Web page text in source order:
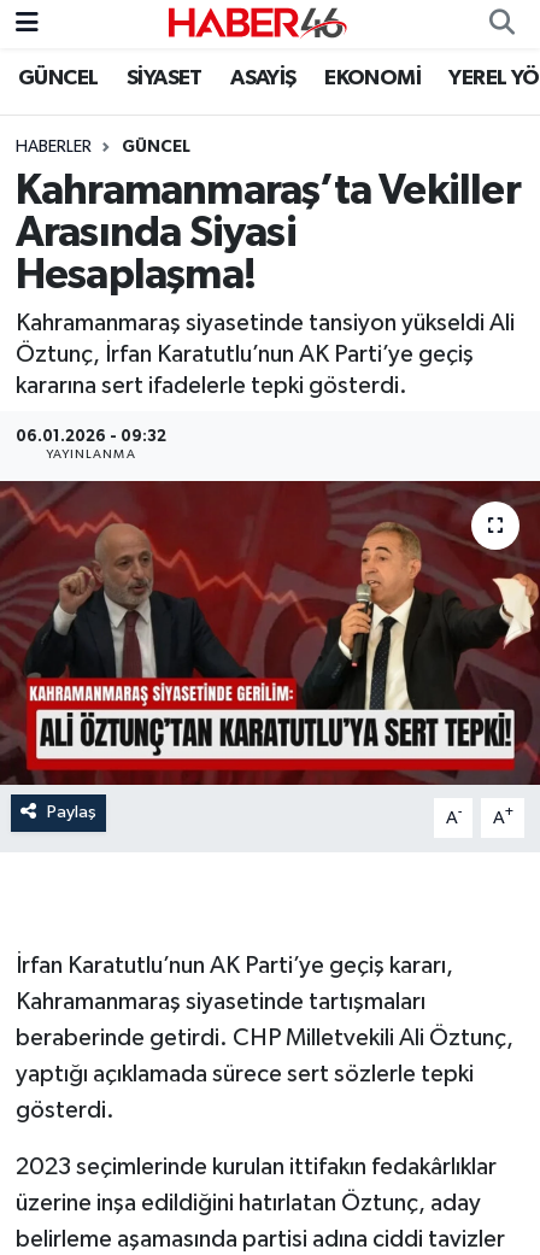
GÜNCEL SİYASET ASAYİŞ EKONOMİ YEREL
HABERLER GÜNCEL
Kahramanmaraş’ta Vekiller
Arasında Siyasi
Hesaplaşma!
Kahramanmaraş siyasetinde tansiyon yükseldi Ali
Öztunç, İrfan Karatutlu’nun AK Parti’ye geçiş
kararına sert ifadelerle tepki gösterdi.
06.01.2026 - 09:32
YAYINLANMA
Paylaş A- A+
İrfan Karatutlu’nun AK Parti’ye geçiş kararı,
Kahramanmaraş siyasetinde tartışmaları
beraberinde getirdi. CHP Milletvekili Ali Öztunç,
yaptığı açıklamada sürece sert sözlerle tepki
gösterdi.
2023 seçimlerinde kurulan ittifakın fedakârlıklar
üzerine inşa edildiğini hatırlatan Öztunç, aday
belirleme aşamasında partisi adına ciddi tavizler
GÜNCEL
SİYASET
EKONOMİ
SPOR
YAŞAM
TEKNOLOJİ
SAĞLIK
EĞİTİM
İLÇE HABERLERİ
KÜLTÜR-SANAT
KSÜ
DÜNYA
ROPORTAJ
KADIN-AİLE
YEREL YÖNETİM
MEDYA
ÜÇÜNCÜ SAYFA
Nöbetçi Eczaneler
Hava Durumu
Kahramanmaraş Namaz Vakitleri
Trafik Durumu
Süper Lig Puan Durumu ve Fikstür
Tüm Manşetler
Son Dakika Haberleri
Haber Arşivi